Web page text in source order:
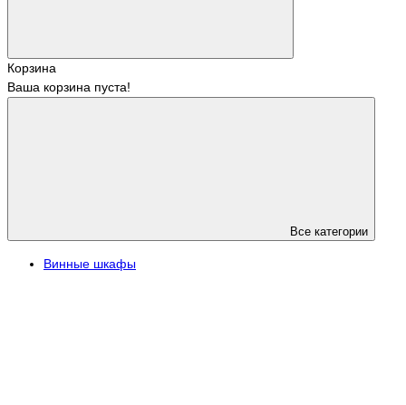
Корзина
Ваша корзина пуста!
Все категории
Винные шкафы